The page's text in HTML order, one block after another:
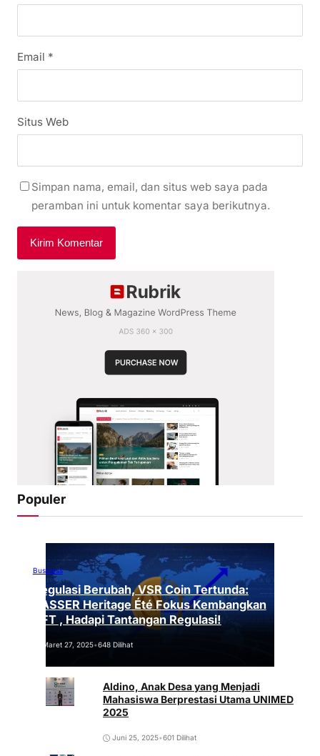
Email *
Situs Web
Simpan nama, email, dan situs web saya pada
peramban ini untuk komentar saya berikutnya.
Populer
Business
Regulasi Berubah, VSR Coin Tertunda:
VASSER Heritage Été Fokus Kembangkan
NFT , Hadapi Tantangan Regulasi!
Maret 27, 2025•648 Dilihat
Aldino, Anak Desa yang Menjadi
Mahasiswa Berprestasi Utama UNIMED
2025
Juni 25, 2025•601 Dilihat